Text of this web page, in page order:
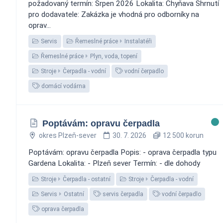
požadovaný termín: Srpen 2026 Lokalita: Chyňava Shrnutí
pro dodavatele: Zakázka je vhodná pro odborníky na
oprav...
Servis Řemeslné práce Instalatéři
Řemeslné práce Plyn, voda, topení
Stroje Čerpadla - vodní vodní čerpadlo
domácí vodárna
Poptávám: opravu čerpadla
okres Plzeň-sever 30. 7. 2026 12 500 korun
Poptávám: opravu čerpadla Popis: - oprava čerpadla typu
Gardena Lokalita: - Plzeň sever Termín: - dle dohody
Stroje Čerpadla - ostatní Stroje Čerpadla - vodní
Servis Ostatní servis čerpadla vodní čerpadlo
oprava čerpadla